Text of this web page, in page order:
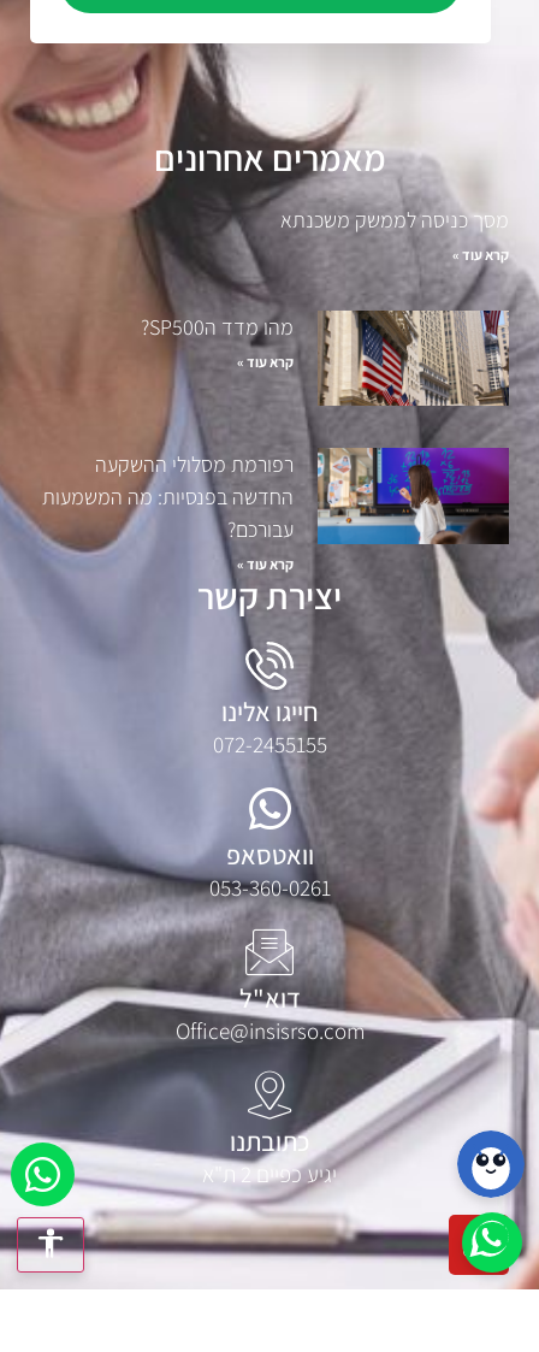
יצירת קשר
חייגו אלינו
072-2455155
וואטסאפ
053-360-0261
דוא"ל
Office@insisrso.com
כתובתנו
יגיע כפיים 2 ת"א
מאמרים אחרונים
מסך כניסה לממשק משכנתא
קרא עוד »
מהו מדד הSP500?
קרא עוד »
רפורמת מסלולי ההשקעה
החדשה בפנסיות: מה המשמעות
עבורכם?
קרא עוד »